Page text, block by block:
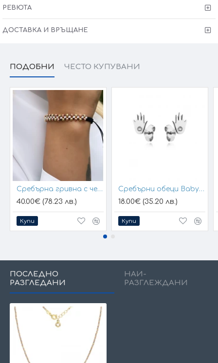
•Гаранция от 6 месеца
• Прецизна ръчна изработка в България
РЕВЮТА
ДОСТАВКА И ВРЪЩАНЕ
ПОДОБНИ ЧЕСТО КУПУВАНИ
Сребърна гривна с черен конец и позлатени топчета
40.00€ (78.23 лв.)
Купи
Сребърни обеци Baby Hands
18.00€ (35.20 лв.)
Купи
ПОСЛЕДНО
РАЗГЛЕДАНИ
НАЙ-
РАЗГЛЕЖДАНИ